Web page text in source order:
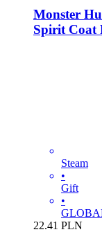
Monster
Spirit Coat
Steam
•
Gift
•
22.41 PLN